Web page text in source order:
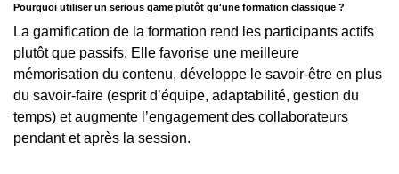
Pourquoi utiliser un serious game plutôt qu'une formation classique ?
La gamification de la formation rend les participants actifs
plutôt que passifs. Elle favorise une meilleure
mémorisation du contenu, développe le savoir-être en plus
du savoir-faire (esprit d’équipe, adaptabilité, gestion du
temps) et augmente l’engagement des collaborateurs
pendant et après la session.